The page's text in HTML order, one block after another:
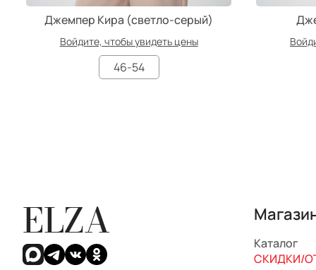
Джемпер Кира (светло-серый)
Войдите, чтобы увидеть цены
46-54
ELZA
Каталог
СКИДКИ/